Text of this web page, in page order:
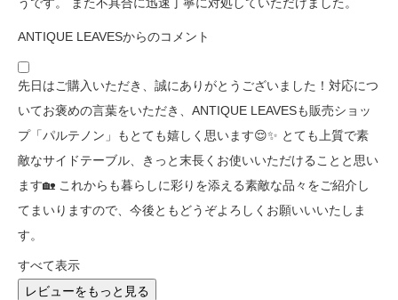
ANTIQUE LEAVESからのコメント
先日はご購入いただき、誠にありがとうございました！対応につ
いてお褒めの言葉をいただき、ANTIQUE LEAVESも販売ショッ
プ「パルテノン」もとても嬉しく思います😌✨ とても上質で素
敵なサイドテーブル、きっと末長くお使いいただけることと思い
ます🏡 これからも暮らしに彩りを添える素敵な品々をご紹介し
てまいりますので、今後ともどうぞよろしくお願いいいたしま
す。
すべて表示
レビューをもっと見る